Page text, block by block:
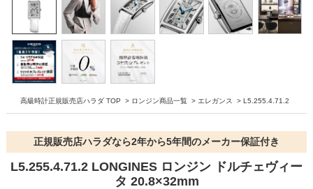
高級時計正規販売店ハラダ TOP > ロンジン商品一覧 > エレガンス > L5.255.4.71.2
正規販売店ハラダなら2年から5年間のメーカー保証付き
L5.255.4.71.2 LONGINES ロンジン ドルチェヴィー
タ 20.8×32mm